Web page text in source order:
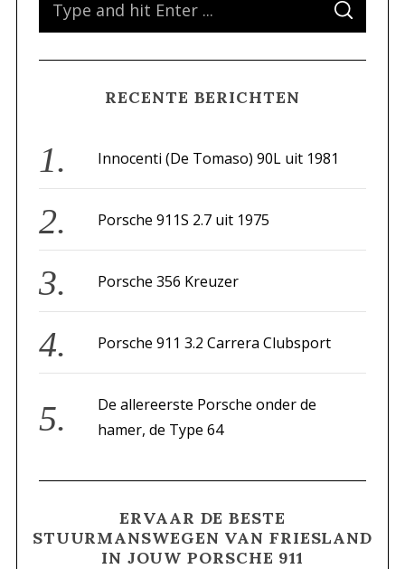
f
o
:
S
A
C
RECENTE BERICHTEN
Innocenti (De Tomaso) 90L uit 1981
Porsche 911S 2.7 uit 1975
Porsche 356 Kreuzer
Porsche 911 3.2 Carrera Clubsport
De allereerste Porsche onder de
hamer, de Type 64
ERVAAR DE BESTE
STUURMANSWEGEN VAN FRIESLAND
IN JOUW PORSCHE 911